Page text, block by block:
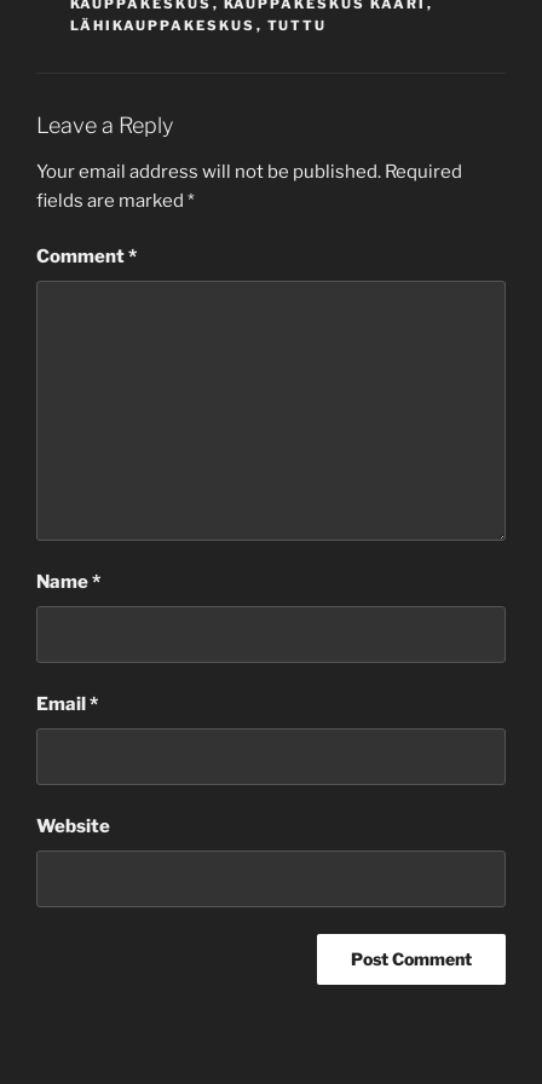
KAUPPAKESKUS , KAUPPAKESKUS KAARI ,
LÄHIKAUPPAKESKUS , TUTTU
Leave a Reply
Your email address will not be published. Required
fields are marked *
Comment*
Name*
Email*
Website